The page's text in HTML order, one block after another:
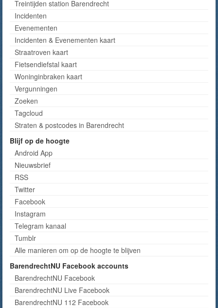
Treintijden station Barendrecht
Incidenten
Evenementen
Incidenten & Evenementen kaart
Straatroven kaart
Fietsendiefstal kaart
Woninginbraken kaart
Vergunningen
Zoeken
Tagcloud
Straten & postcodes in Barendrecht
Blijf op de hoogte
Android App
Nieuwsbrief
RSS
Twitter
Facebook
Instagram
Telegram kanaal
Tumblr
Alle manieren om op de hoogte te blijven
BarendrechtNU Facebook accounts
BarendrechtNU Facebook
BarendrechtNU Live Facebook
BarendrechtNU 112 Facebook